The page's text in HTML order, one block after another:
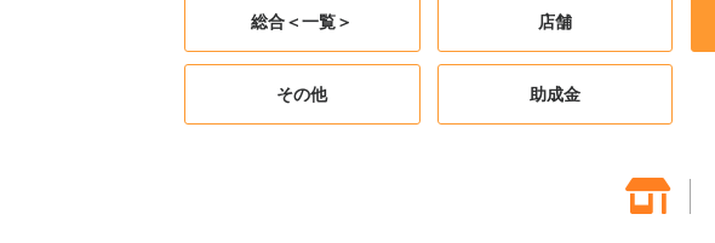
総合＜一覧＞ 店舗
その他 助成金